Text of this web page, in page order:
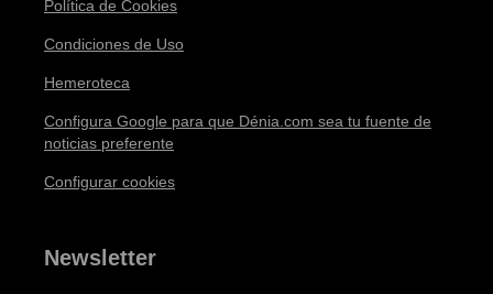
Política de Cookies
Condiciones de Uso
Hemeroteca
Configura Google para que Dénia.com sea tu fuente de
noticias preferente
Configurar cookies
Newsletter